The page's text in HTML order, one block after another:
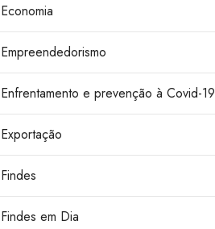
Economia
Empreendedorismo
Enfrentamento e prevenção à Covid-19
Exportação
Findes
Findes em Dia